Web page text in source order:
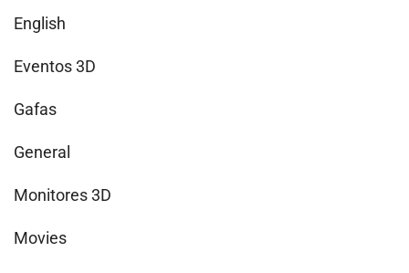
English
Eventos 3D
Gafas
General
Monitores 3D
Movies